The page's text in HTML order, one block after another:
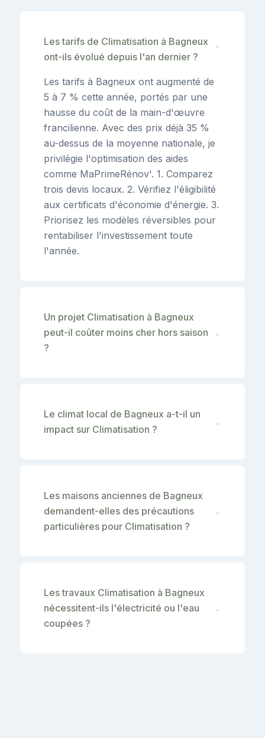
Les tarifs de Climatisation à Bagneux
ont-ils évolué depuis l'an dernier ?
⌄
Les tarifs à Bagneux ont augmenté de
5 à 7 % cette année, portés par une
hausse du coût de la main-d'œuvre
francilienne. Avec des prix déjà 35 %
au-dessus de la moyenne nationale, je
privilégie l'optimisation des aides
comme MaPrimeRénov'. 1. Comparez
trois devis locaux. 2. Vérifiez l'éligibilité
aux certificats d'économie d'énergie. 3.
Priorisez les modèles réversibles pour
rentabiliser l'investissement toute
l'année.
Un projet Climatisation à Bagneux
peut-il coûter moins cher hors saison
?
⌄
Le climat local de Bagneux a-t-il un
impact sur Climatisation ?
⌄
Les maisons anciennes de Bagneux
demandent-elles des précautions
particulières pour Climatisation ?
⌄
Les travaux Climatisation à Bagneux
nécessitent-ils l'électricité ou l'eau
coupées ?
⌄